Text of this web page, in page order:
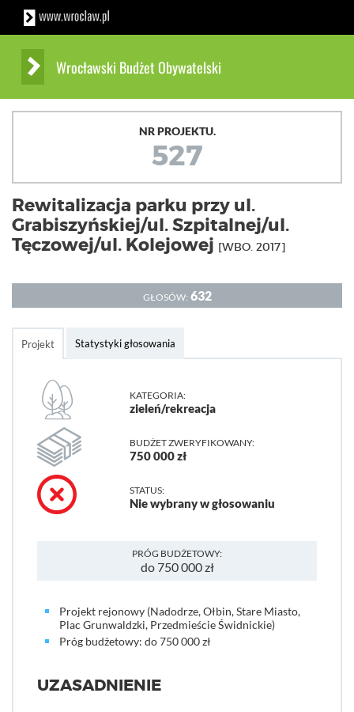
Wrocławski Budżet Obywatelski
NR PROJEKTU.
527
Rewitalizacja parku przy ul.
Grabiszyńskiej/ul. Szpitalnej/ul.
Tęczowej/ul. Kolejowej [WBO. 2017]
GŁOSÓW: 632
Projekt Statystyki głosowania
KATEGORIA:
zieleń/rekreacja
BUDŻET ZWERYFIKOWANY:
750 000 zł
STATUS:
Nie wybrany w głosowaniu
PRÓG BUDŻETOWY:
do 750 000 zł
Projekt rejonowy (Nadodrze, Ołbin, Stare Miasto,
Plac Grunwaldzki, Przedmieście Świdnickie)
Próg budżetowy: do 750 000 zł
UZASADNIENIE